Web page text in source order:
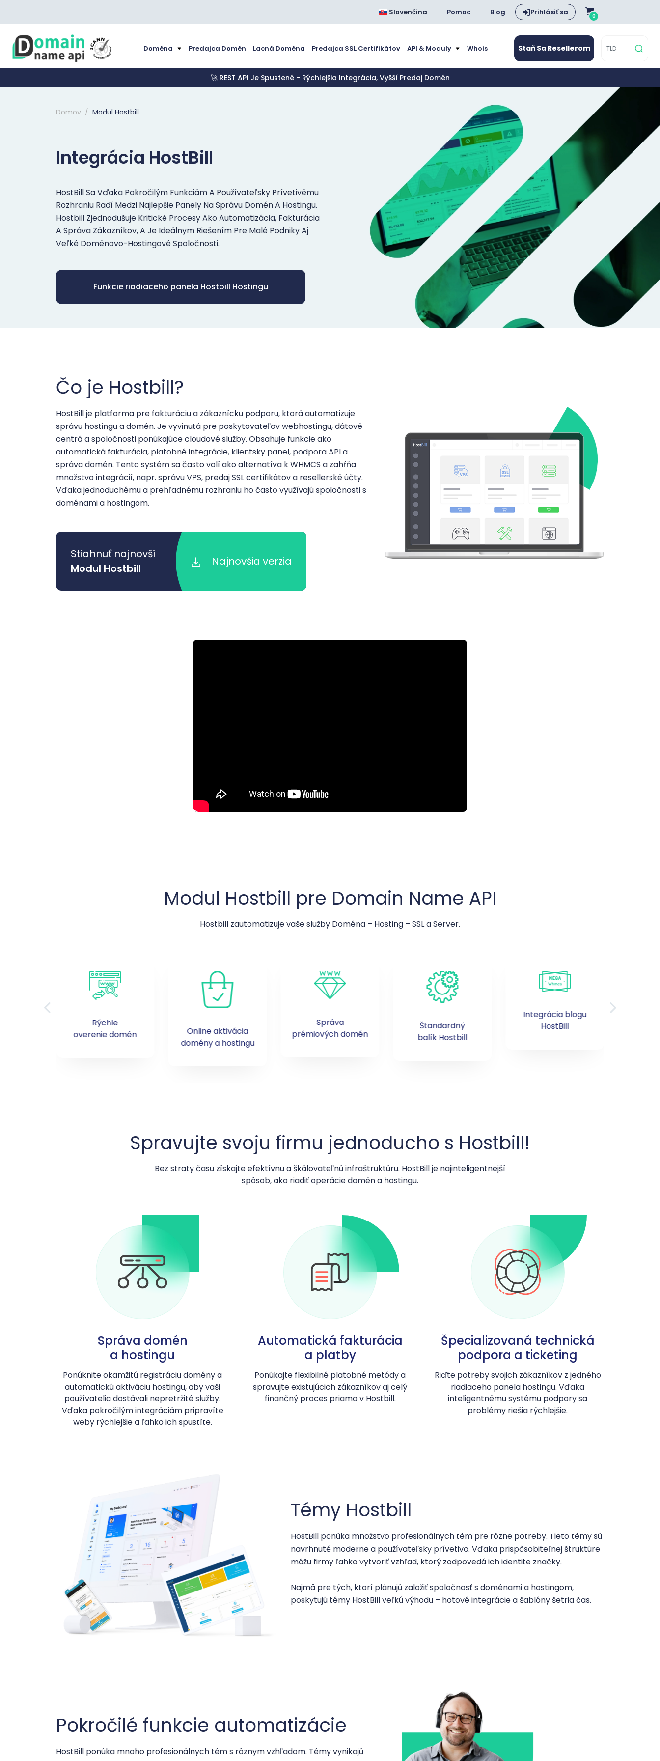
Slovenčina Pomoc Blog Prihlásiť sa 0
Doména Predajca Domén Lacná Doména Predajca SSL Certifikátov API & Moduly Whois Staň Sa Resellerom
🚀 REST API Je Spustené - Rýchlejšia Integrácia, Vyšší Predaj Domén
Domov Modul Hostbill
Integrácia HostBill
HostBill Sa Vďaka Pokročilým Funkciám A Používateľsky Prívetivému
Rozhraniu Radí Medzi Najlepšie Panely Na Správu Domén A Hostingu.
Hostbill Zjednodušuje Kritické Procesy Ako Automatizácia, Fakturácia
A Správa Zákazníkov, A Je Ideálnym Riešením Pre Malé Podniky Aj
Veľké Doménovo-Hostingové Spoločnosti.
Funkcie riadiaceho panela Hostbill Hostingu
Čo je Hostbill?
HostBill je platforma pre fakturáciu a zákaznícku podporu, ktorá automatizuje
správu hostingu a domén. Je vyvinutá pre poskytovateľov webhostingu, dátové
centrá a spoločnosti ponúkajúce cloudové služby. Obsahuje funkcie ako
automatická fakturácia, platobné integrácie, klientsky panel, podpora API a
správa domén. Tento systém sa často volí ako alternatíva k WHMCS a zahŕňa
množstvo integrácií, napr. správu VPS, predaj SSL certifikátov a resellerské účty.
Vďaka jednoduchému a prehľadnému rozhraniu ho často využívajú spoločnosti s
doménami a hostingom.
Stiahnuť najnovší
Modul Hostbill
Najnovšia verzia
Modul Hostbill pre Domain Name API
Hostbill zautomatizuje vaše služby Doména – Hosting – SSL a Server.
Rýchle
overenie domén
Online aktivácia
domény a hostingu
Správa
prémiových domén
Štandardný
balík Hostbill
Integrácia blogu
HostBill
Spravujte svoju firmu jednoducho s Hostbill!
Bez straty času získajte efektívnu a škálovateľnú infraštruktúru. HostBill je najinteligentnejší
spôsob, ako riadiť operácie domén a hostingu.
Správa domén
a hostingu
Ponúknite okamžitú registráciu domény a
automatickú aktiváciu hostingu, aby vaši
používatelia dostávali nepretržité služby.
Vďaka pokročilým integráciám pripravíte
weby rýchlejšie a ľahko ich spustíte.
Automatická fakturácia
a platby
Ponúkajte flexibilné platobné metódy a
spravujte existujúcich zákazníkov aj celý
finančný proces priamo v Hostbill.
Špecializovaná technická
podpora a ticketing
Riďte potreby svojich zákazníkov z jedného
riadiaceho panela hostingu. Vďaka
inteligentnému systému podpory sa
problémy riešia rýchlejšie.
Témy Hostbill
HostBill ponúka množstvo profesionálnych tém pre rôzne potreby. Tieto témy sú
navrhnuté moderne a používateľsky prívetivo. Vďaka prispôsobiteľnej štruktúre
môžu firmy ľahko vytvoriť vzhľad, ktorý zodpovedá ich identite značky.
Najmä pre tých, ktorí plánujú založiť spoločnosť s doménami a hostingom,
poskytujú témy HostBill veľkú výhodu – hotové integrácie a šablóny šetria čas.
Pokročilé funkcie automatizácie
HostBill ponúka mnoho profesionálnych tém s rôznym vzhľadom. Témy vynikajú